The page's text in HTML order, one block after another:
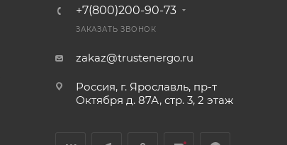
+7(800)200-90-73
ЗАКАЗАТЬ ЗВОНОК
zakaz@trustenergo.ru
Россия, г. Ярославль, пр-т
Октября д. 87А, стр. 3, 2 этаж